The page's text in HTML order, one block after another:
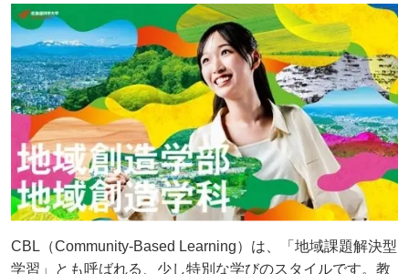
CBL（Community-Based Learning）は、「地域課題解決型
学習」とも呼ばれる、少し特別な学びのスタイルです。教